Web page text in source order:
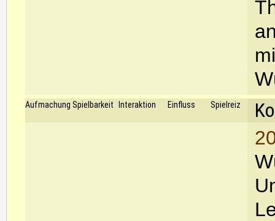
Aufmachung Spielbarkeit Interaktion Einfluss Spielreiz